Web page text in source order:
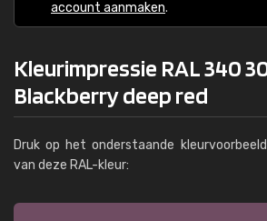
account aanmaken.
Kleurimpressie RAL 340
Blackberry deep red
Druk op het onderstaande
van deze RAL-kleur: